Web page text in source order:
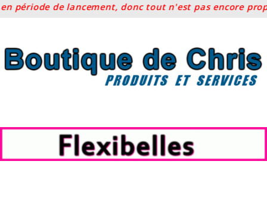
période de lancement, donc tout n'est pas encore
content